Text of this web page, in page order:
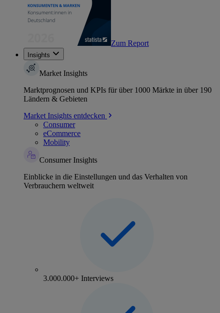
Zum Report
Insights
Market Insights
Marktprognosen und KPIs für über 1000 Märkte in über 190
Ländern & Gebieten
Market Insights entdecken
Consumer
eCommerce
Mobility
Consumer Insights
Einblicke in die Einstellungen und das Verhalten von
Verbrauchern weltweit
3.000.000+ Interviews